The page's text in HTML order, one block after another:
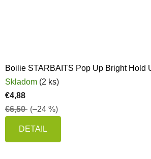
Boilie STARBAITS Pop Up Bright Hold
Skladom (2 ks)
€4,88
€6,50 (–24 %)
DETAIL